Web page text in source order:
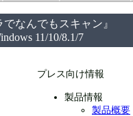
でなんでもスキャン』
11/10/8.1/7
プレス向け情報
製品情報
製品概要